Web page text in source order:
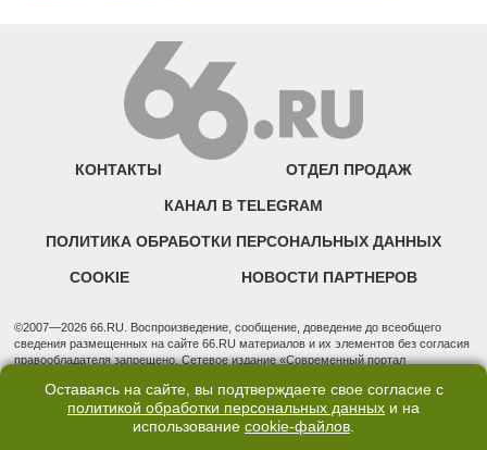
КОНТАКТЫ ОТДЕЛ ПРОДАЖ
КАНАЛ В TELEGRAM
ПОЛИТИКА ОБРАБОТКИ ПЕРСОНАЛЬНЫХ ДАННЫХ
COOKIE НОВОСТИ ПАРТНЕРОВ
©2007—2026 66.RU. Воспроизведение, сообщение, доведение до всеобщего
сведения размещенных на сайте 66.RU материалов и их элементов без согласия
правообладателя запрещено. Сетевое издание «Современный портал
надзору в сфере связи, информационных технологий и массовых коммуникаций
(Роскомнадзор). Регистрационный номер ЭЛ № ФС 77 - 76634 от 02.09.2019
Учредитель: Общество с ограниченной ответственностью "66.ру". Юридический
Оставаясь на сайте, вы подтверждаете свое согласие с
политикой обработки персональных данных и на
использование cookie-файлов.